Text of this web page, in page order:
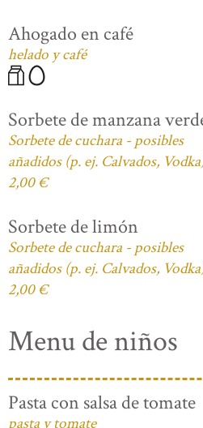
Ahogado en café
helado y café
Sorbete de manzana
Sorbete de cuchara - posibles
añadidos (p. ej. Calvados,
2,00 €
Sorbete de limón
Sorbete de cuchara - posibles
añadidos (p. ej. Calvados,
2,00 €
Menu de niños
Pasta con salsa de tomate
pasta y tomate